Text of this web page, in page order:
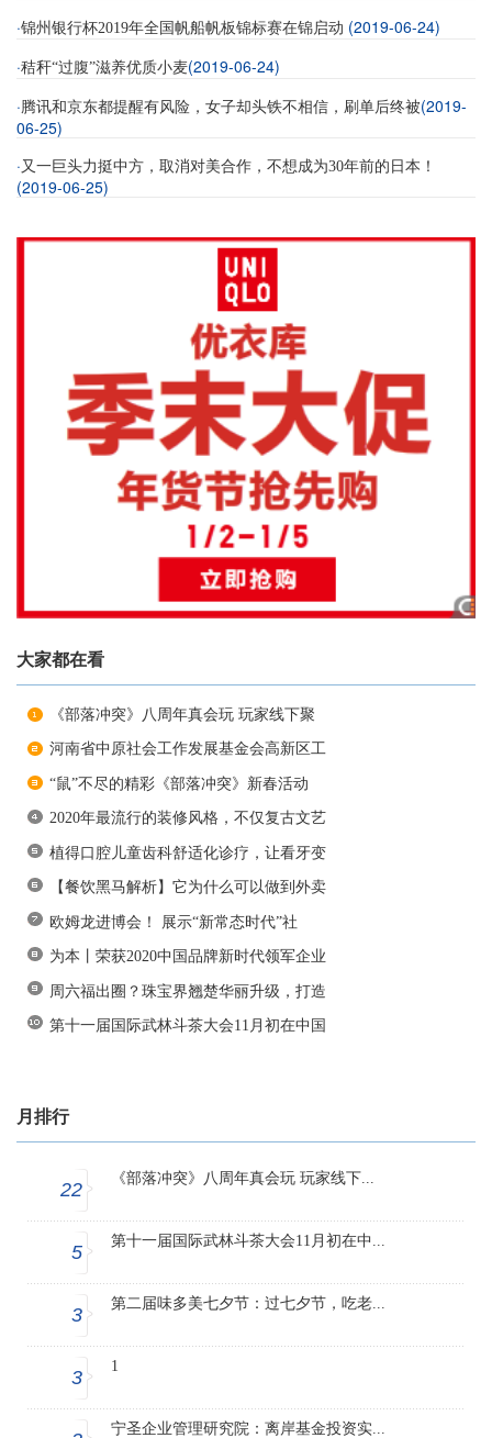
·锦州银行杯2019年全国帆船帆板锦标赛在锦启动 (2019-06-24)
·秸秆“过腹”滋养优质小麦(2019-06-24)
·腾讯和京东都提醒有风险，女子却头铁不相信，刷单后终被(2019-
06-25)
· 又一巨头力挺中方，取消对美合作，不想成为30年前的日本！
(2019-06-25)
大家都在看
《部落冲突》八周年真会玩 玩家线下聚
河南省中原社会工作发展基金会高新区工
“鼠”不尽的精彩《部落冲突》新春活动
2020年最流行的装修风格，不仅复古文艺
植得口腔儿童齿科舒适化诊疗，让看牙变
【餐饮黑马解析】它为什么可以做到外卖
欧姆龙进博会！ 展示“新常态时代”社
为本丨荣获2020中国品牌新时代领军企业
周六福出圈？珠宝界翘楚华丽升级，打造
第十一届国际武林斗茶大会11月初在中国
月排行
22
《部落冲突》八周年真会玩 玩家线下...
5
第十一届国际武林斗茶大会11月初在中...
3
第二届味多美七夕节：过七夕节，吃老...
3
1
宁圣企业管理研究院：离岸基金投资实...